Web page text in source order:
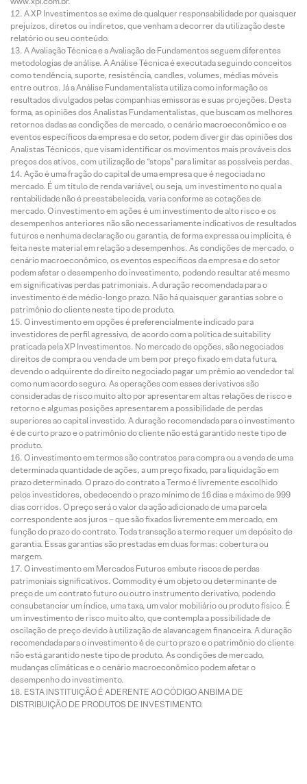
A XP Investimentos se exime de qualquer responsabilidade por quaisquer
prejuízos, diretos ou indiretos, que venham a decorrer da utilização deste
relatório ou seu conteúdo.
A Avaliação Técnica e a Avaliação de Fundamentos seguem diferentes
metodologias de análise. A Análise Técnica é executada seguindo conceitos
como tendência, suporte, resistência, candles, volumes, médias móveis
entre outros. Já a Análise Fundamentalista utiliza como informação os
resultados divulgados pelas companhias emissoras e suas projeções. Desta
forma, as opiniões dos Analistas Fundamentalistas, que buscam os melhores
retornos dadas as condições de mercado, o cenário macroeconômico e os
eventos específicos da empresa e do setor, podem divergir das opiniões dos
Analistas Técnicos, que visam identificar os movimentos mais prováveis dos
preços dos ativos, com utilização de “stops” para limitar as possíveis perdas.
Ação é uma fração do capital de uma empresa que é negociada no
mercado. É um título de renda variável, ou seja, um investimento no qual a
rentabilidade não é preestabelecida, varia conforme as cotações de
mercado. O investimento em ações é um investimento de alto risco e os
desempenhos anteriores não são necessariamente indicativos de resultados
futuros e nenhuma declaração ou garantia, de forma expressa ou implícita, é
feita neste material em relação a desempenhos. As condições de mercado, o
cenário macroeconômico, os eventos específicos da empresa e do setor
podem afetar o desempenho do investimento, podendo resultar até mesmo
em significativas perdas patrimoniais. A duração recomendada para o
investimento é de médio-longo prazo. Não há quaisquer garantias sobre o
patrimônio do cliente neste tipo de produto.
O investimento em opções é preferencialmente indicado para
investidores de perfil agressivo, de acordo com a política de suitability
praticada pela XP Investimentos. No mercado de opções, são negociados
direitos de compra ou venda de um bem por preço fixado em data futura,
devendo o adquirente do direito negociado pagar um prêmio ao vendedor tal
como num acordo seguro. As operações com esses derivativos são
consideradas de risco muito alto por apresentarem altas relações de risco e
retorno e algumas posições apresentarem a possibilidade de perdas
superiores ao capital investido. A duração recomendada para o investimento
é de curto prazo e o patrimônio do cliente não está garantido neste tipo de
produto.
O investimento em termos são contratos para compra ou a venda de uma
determinada quantidade de ações, a um preço fixado, para liquidação em
prazo determinado. O prazo do contrato a Termo é livremente escolhido
pelos investidores, obedecendo o prazo mínimo de 16 dias e máximo de 999
dias corridos. O preço será o valor da ação adicionado de uma parcela
correspondente aos juros – que são fixados livremente em mercado, em
função do prazo do contrato. Toda transação a termo requer um depósito de
garantia. Essas garantias são prestadas em duas formas: cobertura ou
margem.
O investimento em Mercados Futuros embute riscos de perdas
patrimoniais significativos. Commodity é um objeto ou determinante de
preço de um contrato futuro ou outro instrumento derivativo, podendo
consubstanciar um índice, uma taxa, um valor mobiliário ou produto físico. É
um investimento de risco muito alto, que contempla a possibilidade de
oscilação de preço devido à utilização de alavancagem financeira. A duração
recomendada para o investimento é de curto prazo e o patrimônio do cliente
não está garantido neste tipo de produto. As condições de mercado,
mudanças climáticas e o cenário macroeconômico podem afetar o
desempenho do investimento.
ESTA INSTITUIÇÃO É ADERENTE AO CÓDIGO ANBIMA DE
DISTRIBUIÇÃO DE PRODUTOS DE INVESTIMENTO.